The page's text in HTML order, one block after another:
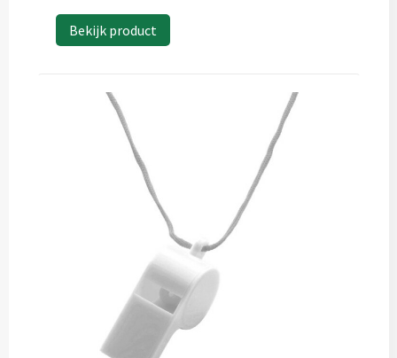
Bekijk product